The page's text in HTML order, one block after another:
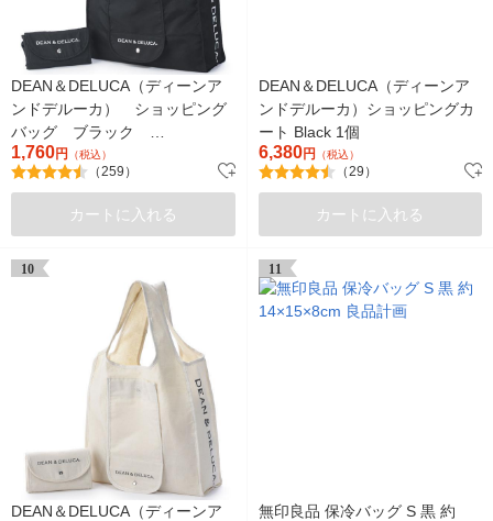
DEAN＆DELUCA（ディーンア
ンドデルーカ） ショッピング
バッグ ブラック
2000814201691
1,760円 （税込）
（259）
カートに入れる
DEAN＆DELUCA（ディーンア
ンドデルーカ）ショッピングカ
ート Black 1個
6,380円 （税込）
（29）
カートに入れる
10
DEAN＆DELUCA（ディーンア
11
無印良品 保冷バッグ S 黒 約